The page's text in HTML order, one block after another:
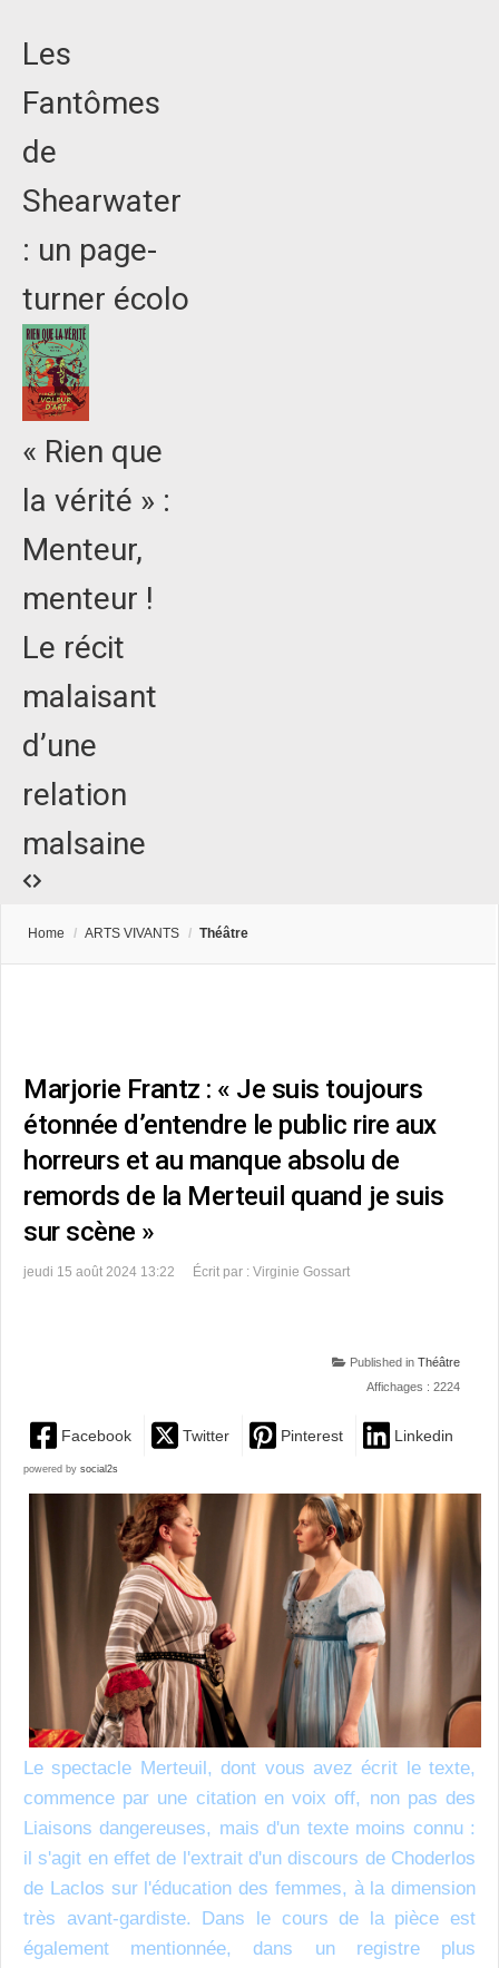
Les
Fantômes
de
Shearwater
: un page-
turner écolo
« Rien que
la vérité » :
Menteur,
menteur !
Le récit
malaisant
d’une
relation
malsaine
Home / ARTS VIVANTS / Théâtre
Marjorie Frantz : « Je suis toujours
étonnée d’entendre le public rire aux
horreurs et au manque absolu de
remords de la Merteuil quand je suis
sur scène »
jeudi 15 août 2024 13:22 Écrit par : Virginie Gossart
Published in Théâtre
Affichages : 2224
Facebook Twitter Pinterest Linkedin
powered by social2s
Le spectacle Merteuil, dont vous avez écrit le texte,
commence par une citation en voix off, non pas des
Liaisons dangereuses, mais d'un texte moins connu :
il s'agit en effet de l'extrait d'un discours de Choderlos
de Laclos sur l'éducation des femmes, à la dimension
très avant-gardiste. Dans le cours de la pièce est
également mentionnée, dans un registre plus